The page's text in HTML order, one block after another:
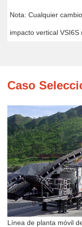
Nota: Cualquier
impacto vertical
Caso
Línea de planta móvil